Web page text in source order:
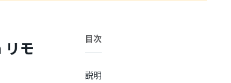
モ
目次
説明